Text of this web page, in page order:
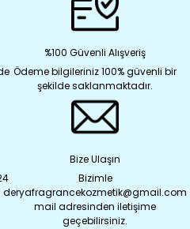
%100 Güvenli Alışveriş
Ödeme bilgileriniz 100% güvenli bir
şekilde saklanmaktadır.
Bize Ulaşın
Bizimle
deryafragrancekozmetik@gmail.com
mail adresinden iletişime
geçebilirsiniz.